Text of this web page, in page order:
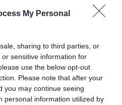
My Personal
sharing to third parties, or
sensitive information for
use the below opt-out
Please note that after your
you may continue seeing
personal information utilized by
le tsunami touristique.
les hivers sont frisquets là-
se faire tirer le portrait avec
vidéo en live et prévenir les
pas faite celle-là..